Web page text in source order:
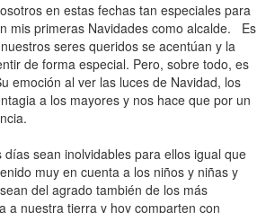
en estas fechas tan especiales para
mis primeras Navidades como alcalde. Es
seres queridos se acentúan y la
de forma especial. Pero, sobre todo, es
emoción al ver las luces de Navidad, los
a los mayores y nos hace que por un
sean inolvidables para ellos igual que
muy en cuenta a los niños y niñas y
del agrado también de los más
a nuestra tierra y hoy comparten con